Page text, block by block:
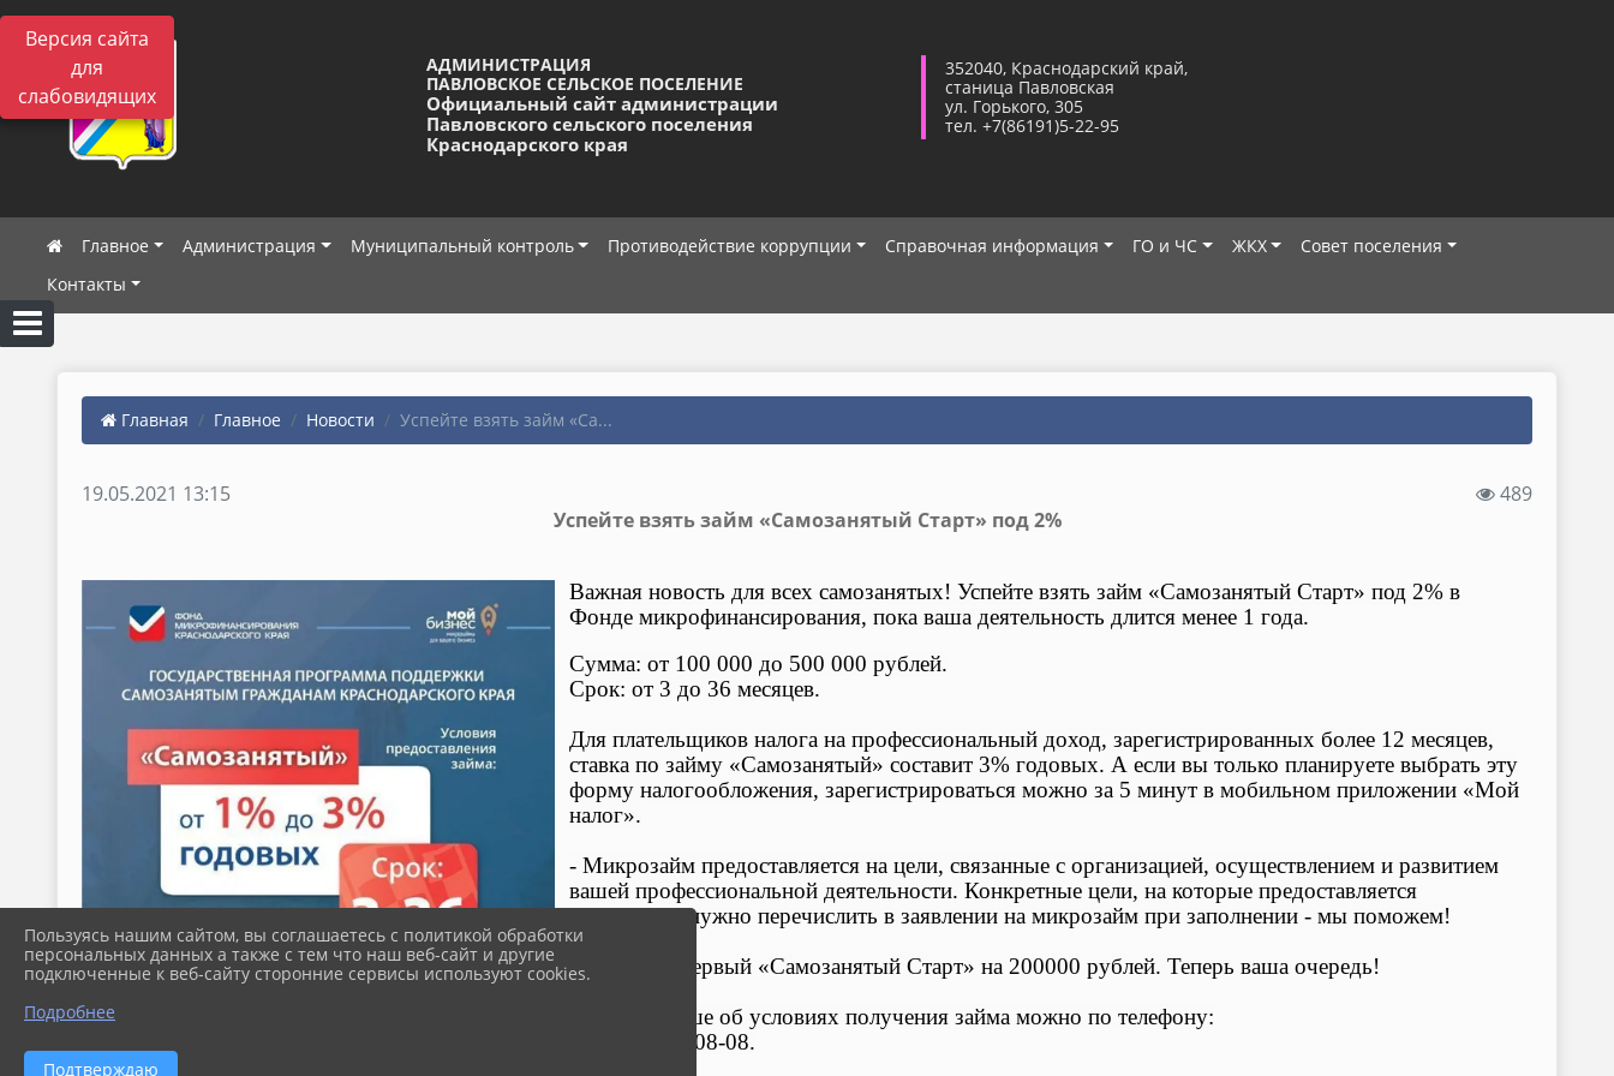
Версия сайта
для
слабовидящих
АДМИНИСТРАЦИЯ
ПАВЛОВСКОЕ СЕЛЬСКОЕ ПОСЕЛЕНИЕ
Официальный сайт администрации
Павловского сельского поселения
Краснодарского края
352040, Краснодарский край,
станица Павловская
ул. Горького, 305
тел. +7(86191)5-22-95
Главное Администрация Муниципальный контроль Противодействие коррупции Справочная информация ГО и ЧС ЖКХ
Совет поселения
Контакты
Главная Главное Новости Успейте взять займ «Са...
19.05.2021 13:15
489
Успейте взять займ «Самозанятый Старт» под 2%
Важная новость для всех самозанятых! Успейте взять займ «Самозанятый Старт» под 2% в
Фонде микрофинансирования, пока ваша деятельность длится менее 1 года.
Сумма: от 100 000 до 500 000 рублей.
Срок: от 3 до 36 месяцев.
Для плательщиков налога на профессиональный доход, зарегистрированных более 12 месяцев,
ставка по займу «Самозанятый» составит 3% годовых. А если вы только планируете выбрать эту
форму налогообложения, зарегистрироваться можно за 5 минут в мобильном приложении «Мой
налог».
- Микрозайм предоставляется на цели, связанные с организацией, осуществлением и развитием
вашей профессиональной деятельности. Конкретные цели, на которые предоставляется
микрозайм, нужно перечислить в заявлении на микрозайм при заполнении - мы поможем!
Уже выдан первый «Самозанятый Старт» на 200000 рублей. Теперь ваша очередь!
Узнать больше об условиях получения займа можно по телефону:
+7(861) 298-08-08.
Пользуясь нашим сайтом, вы соглашаетесь с политикой обработки
персональных данных а также с тем что наш веб-сайт и другие
подключенные к веб-сайту сторонние сервисы используют cookies.
Подробнее
Подтверждаю